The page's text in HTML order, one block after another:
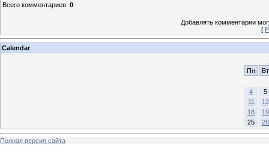
Всего комментариев: 0
Добавлять комментарии
[
Calendar
Пн
Вт
4
5
11
12
18
19
25
26
Полная версия сайта